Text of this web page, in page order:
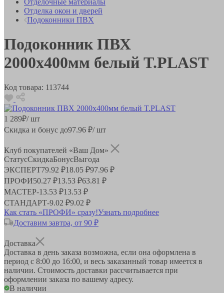
Отделка окон и дверей
Подоконники ПВХ
Подоконник ПВХ
2000х400мм белый T.PLAST
Код товара: 113744
1 289₽/ шт
Скидка и бонус до97.96 ₽/ шт
Клуб покупателей «Ваш Дом»
СтатусСкидкаБонусВыгода
ЭКСПЕРТ79.92 ₽18.05 ₽97.96 ₽
ПРОФИ50.27 ₽13.53 ₽63.81 ₽
МАСТЕР-13.53 ₽13.53 ₽
СТАНДАРТ-9.02 ₽9.02 ₽
Как стать «ПРОФИ» сразу!Узнать подробнее
Доставим завтра, от 90 ₽
Доставка
Доставка в день заказа возможна, если она оформлена в
период с 8:00 до 16:00, и весь заказанный товар имеется в
наличии. Стоимость доставки рассчитывается при
оформлении заказа по вашему адресу.
В наличии